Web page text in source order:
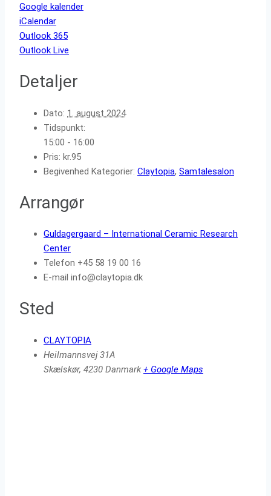
Google kalender
iCalendar
Outlook 365
Outlook Live
Detaljer
Dato: 1. august 2024
Tidspunkt:
15:00 - 16:00
Pris: kr.95
Begivenhed Kategorier: Claytopia, Samtalesalon
Arrangør
Guldagergaard – International Ceramic Research
Center
Telefon +45 58 19 00 16
E-mail info@claytopia.dk
Sted
CLAYTOPIA
Heilmannsvej 31A
Skælskør, 4230 Danmark + Google Maps